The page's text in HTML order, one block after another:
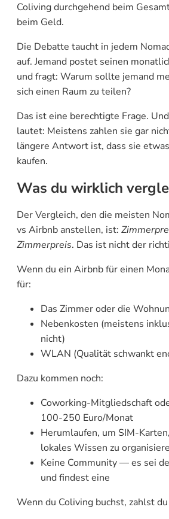
Coliving durchgehend beim
beim Geld.
Die Debatte taucht in jedem
auf. Jemand postet seinen
und fragt: Warum sollte jemand
sich einen Raum zu teilen?
Das ist eine berechtigte Frage.
lautet: Meistens zahlen sie gar
längere Antwort ist, dass sie
kaufen.
Was du wirklich
Der Vergleich, den die meisten
vs Airbnb anstellen, ist:
Zimmerpreis. Das ist nicht der
Wenn du ein Airbnb für einen
für:
Das Zimmer oder die
Nebenkosten (meistens
nicht)
WLAN (Qualität schwankt
Dazu kommen noch:
Coworking-Mitgliedschaft
100-250 Euro/Monat
Herumlaufen, um SIM-
lokales Wissen zu
Keine Community — es sei
und findest eine
Wenn du Coliving buchst, zahlst